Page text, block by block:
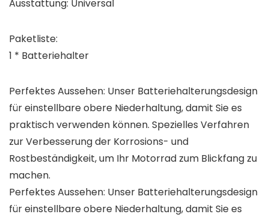
Ausstattung: Universal
Paketliste:
1 * Batteriehalter
Perfektes Aussehen: Unser Batteriehalterungsdesign
für einstellbare obere Niederhaltung, damit Sie es
praktisch verwenden können. Spezielles Verfahren
zur Verbesserung der Korrosions- und
Rostbeständigkeit, um Ihr Motorrad zum Blickfang zu
machen.
Perfektes Aussehen: Unser Batteriehalterungsdesign
für einstellbare obere Niederhaltung, damit Sie es